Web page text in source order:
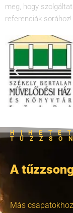
meg, hogy
referenciák sorához!
A
Más